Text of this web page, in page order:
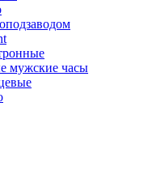
мужские часы